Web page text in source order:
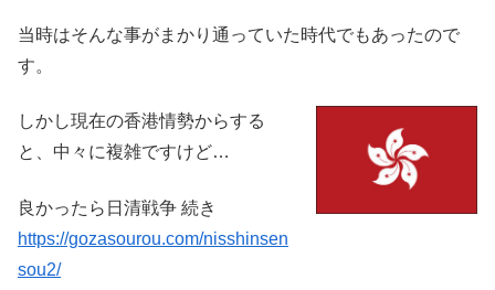
当時はそんな事がまかり通っていた時代でもあったので
す。
しかし現在の香港情勢からする
と、中々に複雑ですけど…
良かったら日清戦争 続き
https://gozasourou.com/nisshinsen
sou2/